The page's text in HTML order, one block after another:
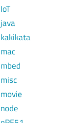
IoT
java
kakikata
mac
mbed
misc
movie
node